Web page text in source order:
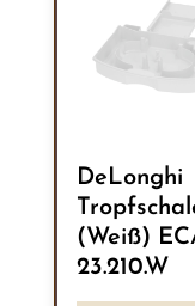
DeLonghi
(Weiß)
23.210.W